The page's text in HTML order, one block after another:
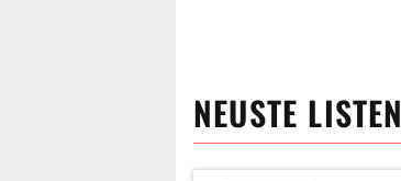
NEUSTE LISTEN